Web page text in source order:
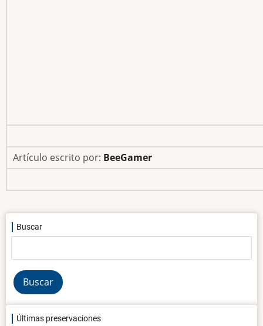
Artículo escrito por: BeeGamer
Buscar
Últimas preservaciones